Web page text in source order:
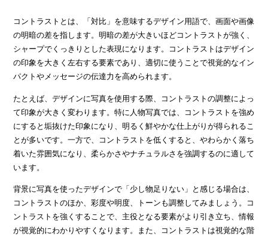
コントラストとは、「対比」を意味するデザイン用語で、画面や画像
の明暗の差を指します。明暗の差が大きいほどコントラストが強く、
シャープでくっきりとした表現になります。コントラストはデザイン
の印象を大きく左右する要素であり、適切に使うことで視覚的なイン
パクトやメッセージの伝達力を高められます。
たとえば、デザインに写真を使用する際、コントラストの調整によっ
て印象が大きく変わります。特に人物写真では、コントラストを強め
にすると垢抜けた印象になり、明るく鮮やかな仕上がりが得られるこ
とが多いです。一方で、コントラストを低くすると、やわらかく落ち
着いた雰囲気になり、柔らかさやナチュラルさを強調するのに適して
います。
背景に写真を使ったデザインで「少し物足りない」と感じる場合は、
コントラストのほか、彩度や明度、トーンも調整してみましょう。コ
ントラストを強くすることで、主役となる要素がより引き立ち、情報
が視覚的にわかりやすくなります。また、コントラストは視覚的な階